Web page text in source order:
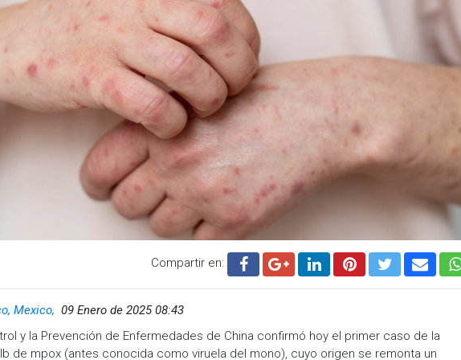
para proteger a los grupos más vulnerables, en particular niños y personas que
el experto etíope.
jefe de la agencia sanitaria de la OMS, en los últimos años se ha avanzado en el
causantes de los brotes de viruela símica y la capacidad de respuesta, que
de hasta seis millones de vacunas contra el virus.
que la OMS mantiene determinadas recomendaciones para la prevención de esta
hasta agosto de 2026.
dos emergencias sanitarias, desde 2022 hasta la actualidad se han confirmado en
mil casos de mpox, con al menos 377 muertes.
nuestro contenido |www.cadenanoticias.com | Twitter:@cadena_noticias|
@cadenanoticiasmx| TikTok:
Compartir en:
Mexico, 09 Enero de 2025 08:43
y la Prevención de Enfermedades de China confirmó hoy el primer caso de la
de mpox (antes conocida como viruela del mono), cuyo origen se remonta un